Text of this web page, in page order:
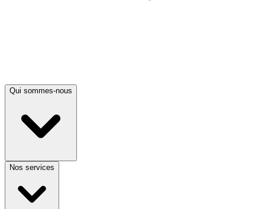
Qui sommes-nous
Nos services